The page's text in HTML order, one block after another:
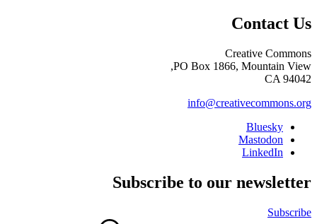
Contact Us
Creative Commons
PO Box 1866, Mountain View,
CA 94042
info@creativecommons.org
Bluesky
Mastodon
LinkedIn
Subscribe to our newsletter
Subscribe